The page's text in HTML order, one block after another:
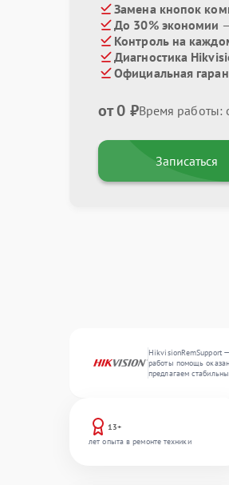
Замена кнопок
До 30% экономии
Контроль на
Диагностика
Официальная
от 0 ₽Время работы:
Записаться
HikvisionRemSupport
работы помощь
предлагаем
13+
лет опыта в ремонте техники